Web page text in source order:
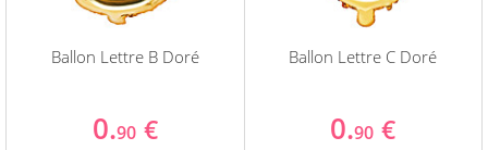
Ballon Lettre B Doré
0.90 €
Ballon Lettre C Doré
0.90 €